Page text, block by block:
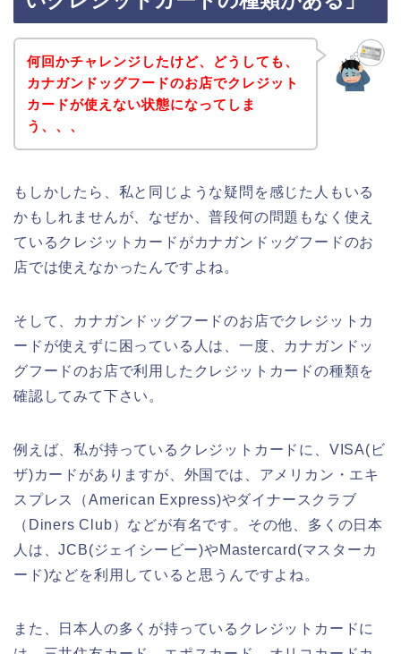
何回かチャレンジしたけど、どうしても、
カナガンドッグフードのお店でクレジット
カードが使えない状態になってしま
う、、、
もしかしたら、私と同じような疑問を感じた人もいる
かもしれませんが、なぜか、普段何の問題もなく使え
ているクレジットカードがカナガンドッグフードのお
店では使えなかったんですよね。
そして、カナガンドッグフードのお店でクレジットカ
ードが使えずに困っている人は、一度、カナガンドッ
グフードのお店で利用したクレジットカードの種類を
確認してみて下さい。
例えば、私が持っているクレジットカードに、VISA(ビ
ザ)カードがありますが、外国では、アメリカン・エキ
スプレス（American Express)やダイナースクラブ
（Diners Club）などが有名です。その他、多くの日本
人は、JCB(ジェイシービー)やMastercard(マスターカ
ード)などを利用していると思うんですよね。
また、日本人の多くが持っているクレジットカードに